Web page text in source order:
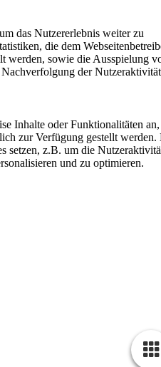
das Nutzererlebnis weiter zu
die dem
werden, sowie die Ausspielung
der
Inhalte oder Funktionalitäten
zur Verfügung gestellt werden.
setzen, z.B. um die
und zu optimieren.